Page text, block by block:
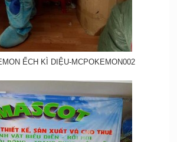
ẾCH KÌ DIỆU-MCPOKEMON002